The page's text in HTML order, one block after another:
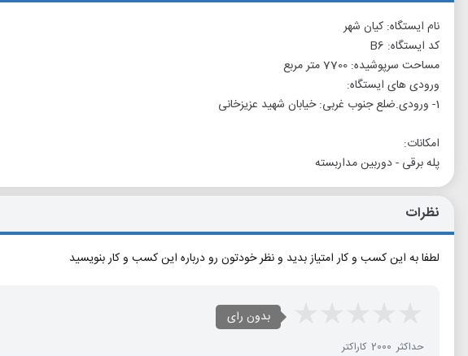
نام ایستگاه: کیان شهر
کد ایستگاه: B6
مساحت سرپوشیده: 7700 متر مربع
ورودی های ایستگاه:
1- ورودی.ضلع جنوب غربی: خیابان شهید عزیزخانی
امکانات:
پله برقی - دوربین مداربسته
نظرات
لطفا به این کسب و کار امتیاز بدید و نظر خودتون رو درباره این کسب و کار بنویسید
بدون رای
حداکثر 2000 کاراکتر